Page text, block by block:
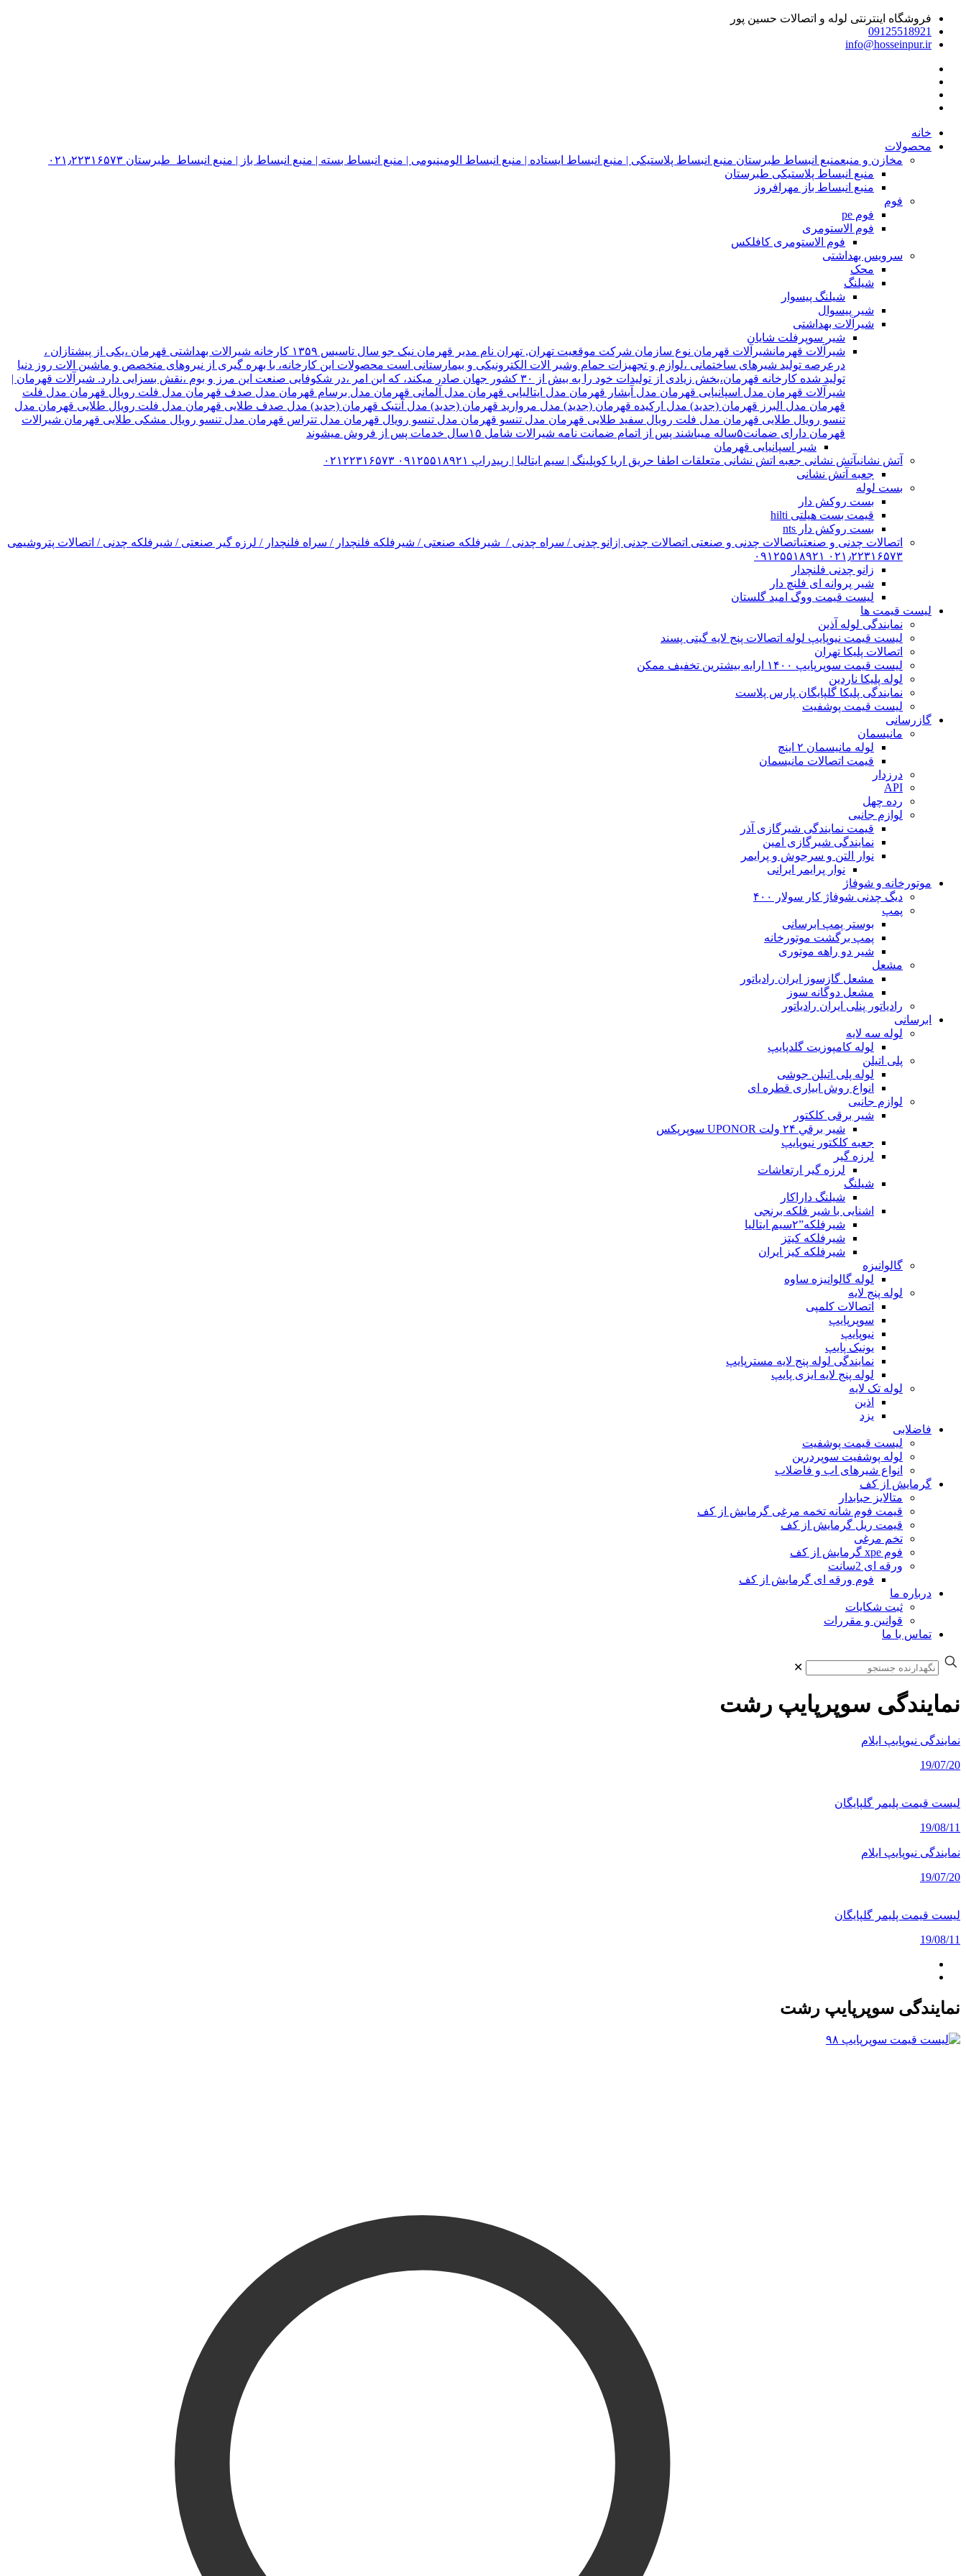
فروشگاه اینترنتی لوله و اتصالات حسین پور
09125518921
info@hosseinpur.ir
خانه
محصولات
مخازن و منبعمنبع انبساط طبرستان منبع انبساط پلاستیکی | منبع انبساط ایستاده | منبع انبساط الومینیومی | منبع انبساط بسته | منبع انبساط باز | منبع انبساط طبرستان ۰۲۱٫۲۲۳۱۶۵۷۳
منبع انبساط پلاستیکی طبرستان
منبع انبساط باز مهرافروز
فوم
فوم pe
فوم الاستومری
فوم الاستومری کافلکس
سرویس بهداشتی
محک
شیلنگ
شیلنگ پیسوار
شیر پیسوال
شیرآلات بهداشتی
شیر سوپرفلت شایان
شیرآلات قهرمان
شیرآلات قهرمان نوع سازمان شرکت موقعیت تهران, تهران نام مدیر قهرمان نیک جو سال تاسیس ۱۳۵۹ کارخانه شیرالات بهداشتی قهرمان ،یکی از پیشتازان ،
درعرصه تولید شیرهای ساختمانی ،لوازم و تجهیزات حمام وشیر الات الکترونیکی و بیمارستانی است محصولات این کارخانه، با بهره گیری از نیروهای متخصص و ماشین الات روز دنیا
تولید شده کارخانه قهرمان،بخش زیادی از تولیدات خود را به بیش از ۳۰ کشور جهان صادر میکند، که این امر ،در شکوفایی صنعت این مرز و بوم ،نقش بسزایی دارد. شیرآلات قهرمان |
شیرآلات قهرمان مدل اسپانیایی قهرمان مدل آبشار قهرمان مدل ایتالیایی قهرمان مدل آلمانی قهرمان مدل برسام قهرمان مدل صدف قهرمان مدل فلت رویال قهرمان مدل فلت
قهرمان مدل البرز قهرمان (جدید) مدل ارکیده قهرمان (جدید) مدل مروارید قهرمان (جدید) مدل آنتیک قهرمان (جدید) مدل صدف طلایی قهرمان مدل فلت رویال طلایی قهرمان مدل
تنسو رویال طلایی قهرمان مدل فلت رویال سفید طلایی قهرمان مدل تنسو قهرمان مدل تنسو رویال قهرمان مدل تتراس قهرمان مدل تنسو رویال مشکی طلایی قهرمان شیرالات
قهرمان دارای ضمانت۵ساله میباشند پس از اتمام ضمانت نامه شیرالات شامل ۱۵سال خدمات پس از فروش میشوند
شیر اسپانیایی قهرمان
آتش نشانیآتش نشانی جعبه اتش نشانی متعلقات اطفا حریق اریا کوپلینگ | سیم ایتالیا | رپیدراپ ۰۹۱۲۵۵۱۸۹۲۱ ۰۲۱۲۲۳۱۶۵۷۳
جعبه آتش نشانی
بست لوله
بست روکش دار
قیمت بست هیلتی hilti
بست روکش دار nts
اتصالات چدنی و صنعتیاتصالات چدنی و صنعتی اتصالات چدنی |زانو چدنی / سراه چدنی / شیرفلکه صنعتی / شیرفلکه فلنچدار / سراه فلنچدار / لرزه گیر صنعتی / شیرفلکه چدنی / اتصالات پتروشیمی
۰۲۱٫۲۲۳۱۶۵۷۳ ۰۹۱۲۵۵۱۸۹۲۱
زانو چدنی فلنچدار
شیر پروانه ای فلنچ دار
لیست قیمت ووگ امید گلستان
لیست قیمت ها
نمایندگی لوله آذین
لیست قیمت نیوپایپ لوله اتصالات پنج لایه گیتی پسند
اتصالات پلیکا تهران
لیست قیمت سوپرپایپ ۱۴۰۰ ارایه بیشترین تخفیف ممکن
لوله پلیکا ناردین
نمایندگی پلیکا گلپایگان پارس پلاست
لیست قیمت پوشفیت
گازرسانی
مانیسمان
لوله مانیسمان ۲ اینچ
قیمت اتصالات مانیسمان
درزدار
API
رده چهل
لوازم جانبی
قیمت نمایندگی شیرگازی آذر
نمایندگی شیرگازی امین
نوار التن و سرجوش و پرایمر
نوار پرایمر ایرانی
موتورخانه و شوفاژ
دیگ چدنی شوفاژ کار سولار ۴۰۰
پمپ
بوستر پمپ ابرسانی
پمپ برگشت موتورخانه
شیر دو راهه موتوری
مشعل
مشعل گازسوز ایران رادیاتور
مشعل دوگانه سوز
رادیاتور پنلی ایران رادیاتور
ابرسانی
لوله سه لایه
لوله کامپوزیت گلدپایپ
پلی اتیلن
لوله پلی اتیلن جوشی
انواع روش ابیاری قطره ای
لوازم جانبی
شیر برقی کلکتور
شير برقي ۲۴ ولت UPONOR سوپرپکس
جعبه کلکتور نیوپایپ
لرزه گیر
لرزه گیر ارتعاشات
شیلنگ
شیلنگ داراکار
اشنایی با شیر فلکه برنجی
شیرفلکه”۲سیم ایتالیا
شیرفلکه کیتز
شیرفلکه کیز ایران
گالوانیزه
لوله گالوانیزه ساوه
لوله پنج لایه
اتصالات کلمپی
سوپرپایپ
نیوپایپ
یونیک پایپ
نمایندگی لوله پنج لایه مسترپایپ
لوله پنج لایه ایزی پایپ
لوله تک لایه
اذین
یزد
فاضلابی
لیست قیمت پوشفیت
لوله پوشفیت سوپردرین
انواع شیرهای اب و فاضلاب
گرمایش از کف
متالایز حبابدار
قیمت فوم شانه تخمه مرغی گرمایش از کف
قیمت ریل گرمایش از کف
تخم مرغی
فوم xpe گرمایش از کف
ورقه ای 2سانت
فوم ورقه ای گرمایش از کف
درباره ما
ثبت شکایات
قوانین و مقررات
تماس با ما
✕
نمایندگی سوپرپایپ رشت
نمایندگی نیوپایپ ایلام
19/07/20
لیست قیمت پلیمر گلپایگان
19/08/11
نمایندگی نیوپایپ ایلام
19/07/20
لیست قیمت پلیمر گلپایگان
19/08/11
نمایندگی سوپرپایپ رشت